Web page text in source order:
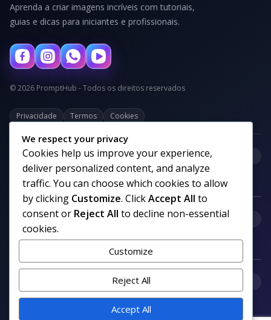
Aprenda a criar imagens incríveis com tutoriais,
guias e dicas para iniciantes e profissionais.
© 2026 PromptHub - Todos os direitos reservados
Privacidade Termos Cookies
Categorias
Links uteis
We respect your privacy
Cookies help us improve your experience,
deliver personalized content, and analyze
traffic. You can choose which cookies to allow
by clicking Customize. ClickAccept All to
consent or Reject All to decline non-essential
cookies.
Customize
Reject All
Accept All